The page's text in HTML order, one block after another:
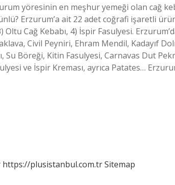
yöresinin en meşhur yemeği olan cağ
Erzurum’a ait 22 adet coğrafi işaretli
Cağ Kebabı, 4) İspir Fasulyesi.
Civil Peyniri, Ehram Mendil, Kadayıf
Su Böreği, Kitin Fasulyesi, Carnavas Dut
ve İspir Kreması, ayrıca Patates…
https://plusistanbul.com.trSitemap